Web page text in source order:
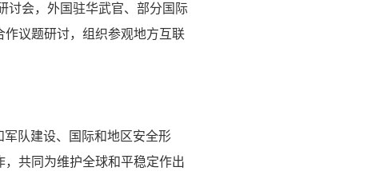
讨会，外国驻华武官、部分国际
议题研讨，组织参观地方互联
队建设、国际和地区安全形
共同为维护全球和平稳定作出